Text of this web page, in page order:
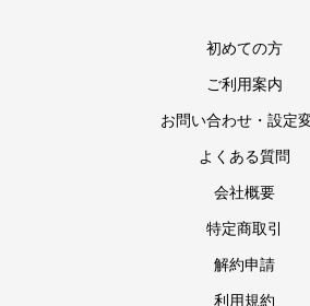
初めての方
ご利用案内
お問い合わせ・設定
よくある質問
会社概要
特定商取引
解約申請
利用規約